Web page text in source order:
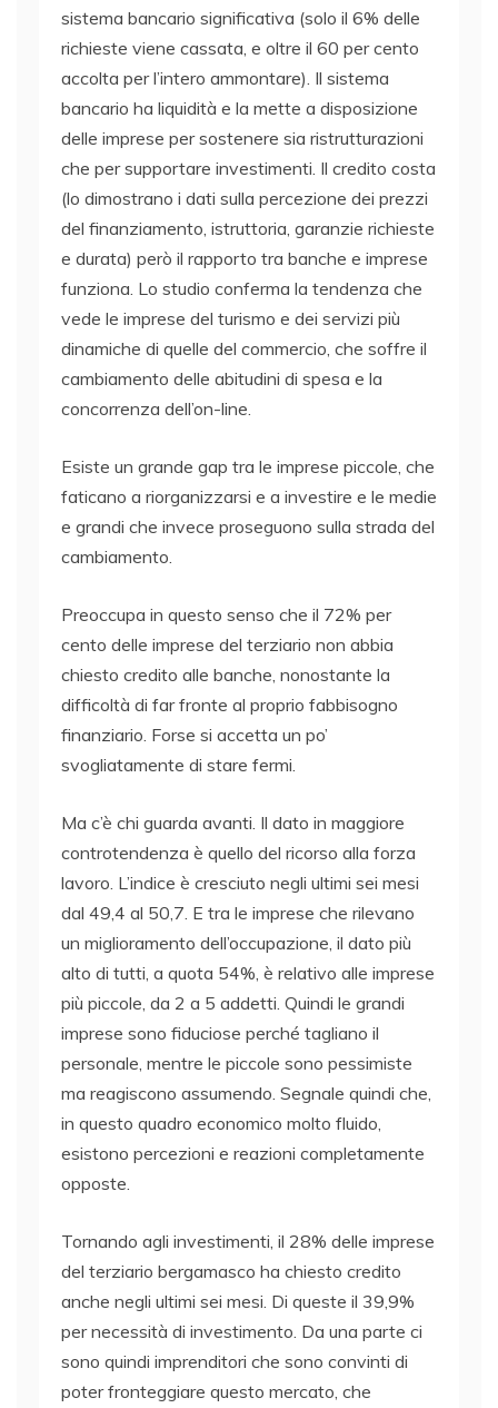
sistema bancario significativa (solo il 6% delle
richieste viene cassata, e oltre il 60 per cento
accolta per l’intero ammontare). Il sistema
bancario ha liquidità e la mette a disposizione
delle imprese per sostenere sia ristrutturazioni
che per supportare investimenti. Il credito costa
(lo dimostrano i dati sulla percezione dei prezzi
del finanziamento, istruttoria, garanzie richieste
e durata) però il rapporto tra banche e imprese
funziona. Lo studio conferma la tendenza che
vede le imprese del turismo e dei servizi più
dinamiche di quelle del commercio, che soffre il
cambiamento delle abitudini di spesa e la
concorrenza dell’on-line.
Esiste un grande gap tra le imprese piccole, che
faticano a riorganizzarsi e a investire e le medie
e grandi che invece proseguono sulla strada del
cambiamento.
Preoccupa in questo senso che il 72% per
cento delle imprese del terziario non abbia
chiesto credito alle banche, nonostante la
difficoltà di far fronte al proprio fabbisogno
finanziario. Forse si accetta un po’
svogliatamente di stare fermi.
Ma c’è chi guarda avanti. Il dato in maggiore
controtendenza è quello del ricorso alla forza
lavoro. L’indice è cresciuto negli ultimi sei mesi
dal 49,4 al 50,7. E tra le imprese che rilevano
un miglioramento dell’occupazione, il dato più
alto di tutti, a quota 54%, è relativo alle imprese
più piccole, da 2 a 5 addetti. Quindi le grandi
imprese sono fiduciose perché tagliano il
personale, mentre le piccole sono pessimiste
ma reagiscono assumendo. Segnale quindi che,
in questo quadro economico molto fluido,
esistono percezioni e reazioni completamente
opposte.
Tornando agli investimenti, il 28% delle imprese
del terziario bergamasco ha chiesto credito
anche negli ultimi sei mesi. Di queste il 39,9%
per necessità di investimento. Da una parte ci
sono quindi imprenditori che sono convinti di
poter fronteggiare questo mercato, che